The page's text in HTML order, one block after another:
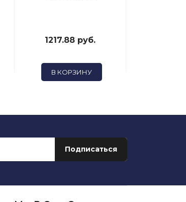
1217.88 руб.
В КОРЗИНУ